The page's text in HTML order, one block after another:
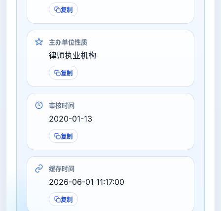
复制
主办单位性质
律师执业机构
复制
审核时间
2020-01-13
复制
缓存时间
2026-06-01 11:17:00
复制